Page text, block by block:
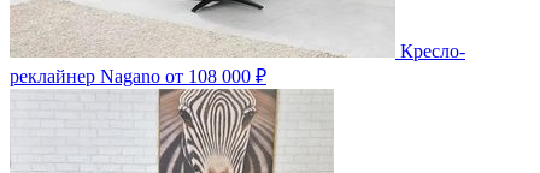
Кресло-
реклайнер Nagano от 108 000 ₽